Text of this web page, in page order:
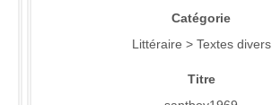
Catégorie
Littéraire > Textes divers
Titre